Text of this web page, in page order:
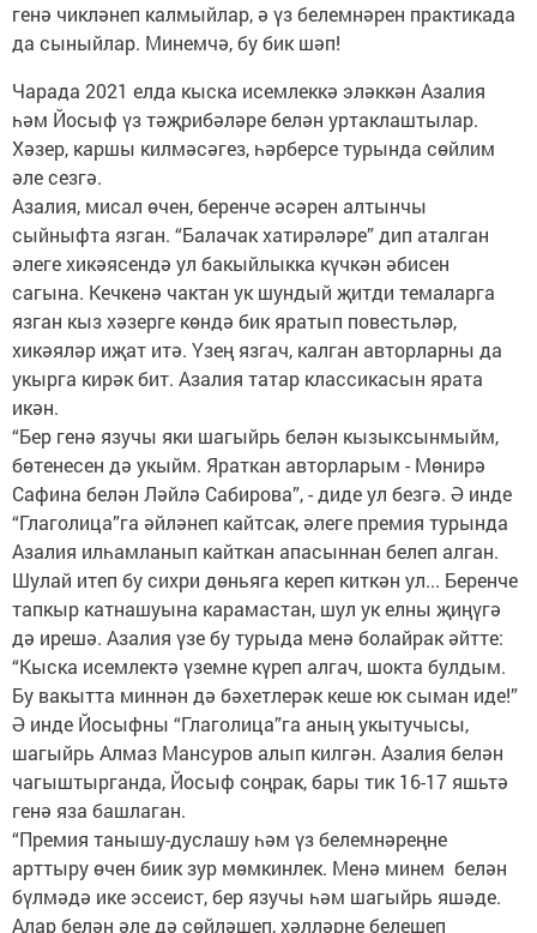
генә чикләнеп калмыйлар, ә үз белемнәрен практикада
да сыныйлар. Минемчә, бу бик шәп!
Чарада 2021 елда кыска исемлеккә эләккән Азалия
һәм Йосыф үз тәҗрибәләре белән уртаклаштылар.
Хәзер, каршы килмәсәгез, һәрберсе турында сөйлим
әле сезгә.
Азалия, мисал өчен, беренче әсәрен алтынчы
сыйныфта язган. “Балачак хатирәләре” дип аталган
әлеге хикәясендә ул бакыйлыкка күчкән әбисен
сагына. Кечкенә чактан ук шундый җитди темаларга
язган кыз хәзерге көндә бик яратып повестьләр,
хикәяләр иҗат итә. Үзең язгач, калган авторларны да
укырга кирәк бит. Азалия татар классикасын ярата
икән.
“Бер генә язучы яки шагыйрь белән кызыксынмыйм,
бөтенесен дә укыйм. Яраткан авторларым - Мөнирә
Сафина белән Ләйлә Сабирова”, - диде ул безгә. Ә инде
“Глаголица”га әйләнеп кайтсак, әлеге премия турында
Азалия илһамланып кайткан апасыннан белеп алган.
Шулай итеп бу сихри дөньяга кереп киткән ул... Беренче
тапкыр катнашуына карамастан, шул ук елны җиңүгә
дә ирешә. Азалия үзе бу турыда менә болайрак әйтте:
“Кыска исемлектә үземне күреп алгач, шокта булдым.
Бу вакытта миннән дә бәхетлерәк кеше юк сыман иде!”
Ә инде Йосыфны “Глаголица”га аның укытучысы,
шагыйрь Алмаз Мансуров алып килгән. Азалия белән
чагыштырганда, Йосыф соңрак, бары тик 16-17 яшьтә
генә яза башлаган.
“Премия танышу-дуслашу һәм үз белемнәреңне
арттыру өчен биик зур мөмкинлек. Менә минем белән
бүлмәдә ике эссеист, бер язучы һәм шагыйрь яшәде.
Алар белән әле дә сөйләшеп, хәлләрне белешеп